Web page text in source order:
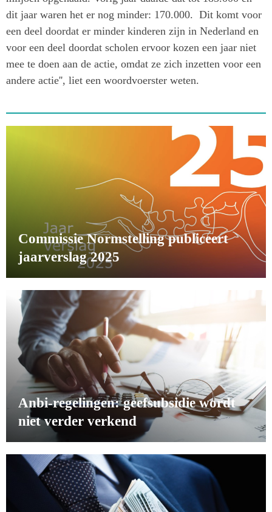
dit jaar waren het er nog minder: 170.000. Dit komt voor
een deel doordat er minder kinderen zijn in Nederland en
voor een deel doordat scholen ervoor kozen een jaar niet
mee te doen aan de actie, omdat ze zich inzetten voor een
andere actie'', liet een woordvoerster weten.
Commissie Normstelling publiceert
jaarverslag 2025
Anbi-regelingen: geefsubsidie wordt
niet verder verkend